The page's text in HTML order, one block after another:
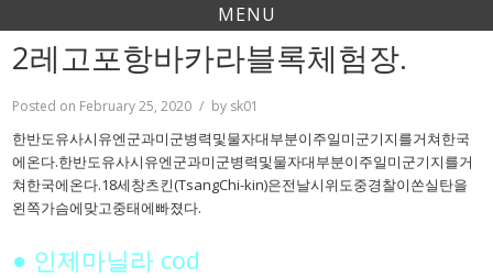
MENU
2레고포항바카라블록체험장.
Posted on February 25, 2020 by sk01
한반도유사시유엔군과미군병력및물자대부분이주일미군기지를거쳐한국
에온다.한반도유사시유엔군과미군병력및물자대부분이주일미군기지를거
쳐한국에온다.18세창츠킨(TsangChi-kin)은전날시위도중경찰이쏜실탄을
왼쪽가슴에맞고중태에빠졌다.
● 인제마닐라 cod